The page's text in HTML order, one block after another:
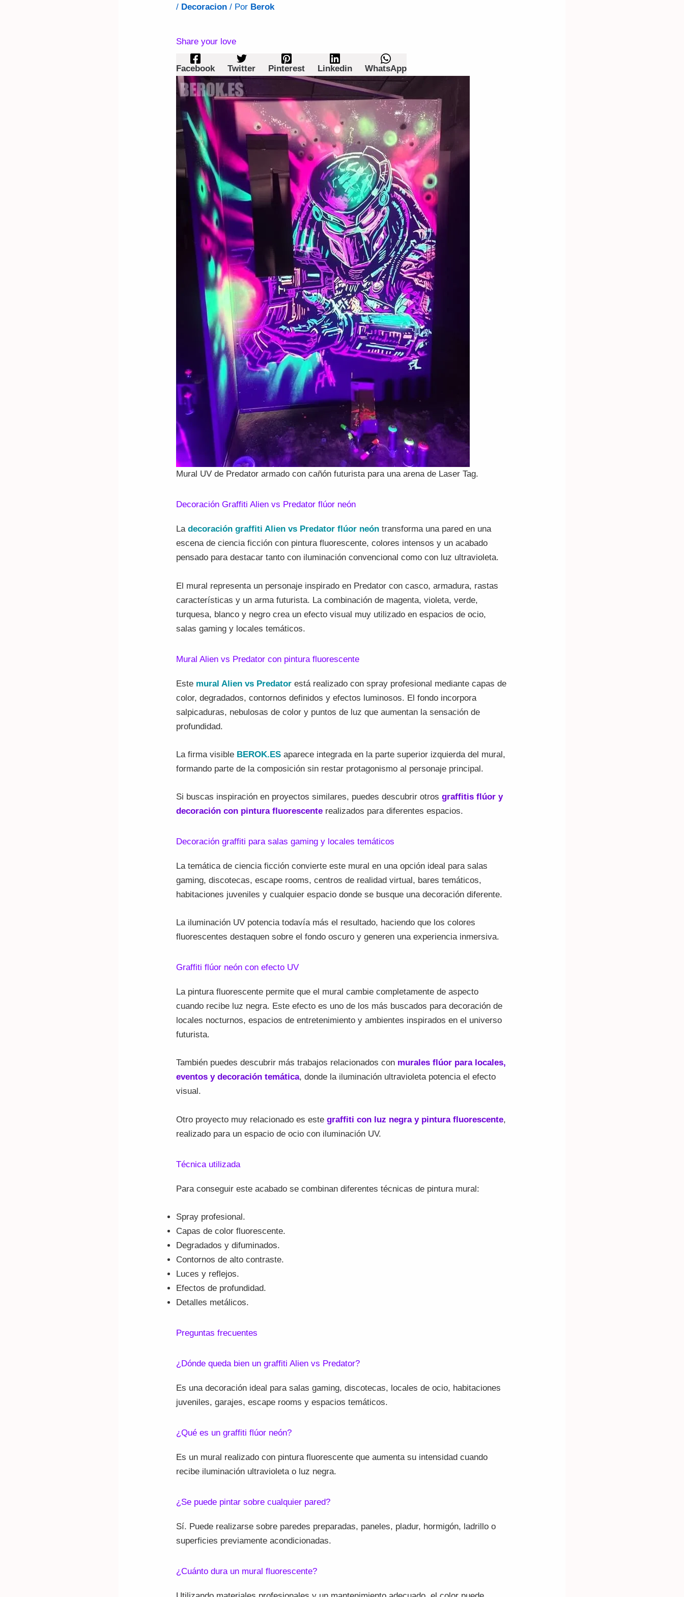
/ Decoracion / Por Berok
Share your love
Facebook Twitter Pinterest Linkedin WhatsApp
Mural UV de Predator armado con cañón futurista para una arena de Laser Tag.
Decoración Graffiti Alien vs Predator flúor neón
Ladecoración graffiti Alien vs Predator flúor neón transforma una pared en una
escena de ciencia ficción con pintura fluorescente, colores intensos y un acabado
pensado para destacar tanto con iluminación convencional como con luz ultravioleta.
El mural representa un personaje inspirado en Predator con casco, armadura, rastas
características y un arma futurista. La combinación de magenta, violeta, verde,
turquesa, blanco y negro crea un efecto visual muy utilizado en espacios de ocio,
salas gaming y locales temáticos.
Mural Alien vs Predator con pintura fluorescente
Este mural Alien vs Predator está realizado con spray profesional mediante capas de
color, degradados, contornos definidos y efectos luminosos. El fondo incorpora
salpicaduras, nebulosas de color y puntos de luz que aumentan la sensación de
profundidad.
La firma visible BEROK.ES aparece integrada en la parte superior izquierda del mural,
formando parte de la composición sin restar protagonismo al personaje principal.
Si buscas inspiración en proyectos similares, puedes descubrir otrosgraffitis flúor y
decoración con pintura fluorescente realizados para diferentes espacios.
Decoración graffiti para salas gaming y locales temáticos
La temática de ciencia ficción convierte este mural en una opción ideal para salas
gaming, discotecas, escape rooms, centros de realidad virtual, bares temáticos,
habitaciones juveniles y cualquier espacio donde se busque una decoración diferente.
La iluminación UV potencia todavía más el resultado, haciendo que los colores
fluorescentes destaquen sobre el fondo oscuro y generen una experiencia inmersiva.
Graffiti flúor neón con efecto UV
La pintura fluorescente permite que el mural cambie completamente de aspecto
cuando recibe luz negra. Este efecto es uno de los más buscados para decoración de
locales nocturnos, espacios de entretenimiento y ambientes inspirados en el universo
futurista.
También puedes descubrir más trabajos relacionados con murales flúor para locales,
eventos y decoración temática, donde la iluminación ultravioleta potencia el efecto
visual.
Otro proyecto muy relacionado es estegraffiti con luz negra y pintura fluorescente,
realizado para un espacio de ocio con iluminación UV.
Técnica utilizada
Para conseguir este acabado se combinan diferentes técnicas de pintura mural:
Spray profesional.
Capas de color fluorescente.
Degradados y difuminados.
Contornos de alto contraste.
Luces y reflejos.
Efectos de profundidad.
Detalles metálicos.
Preguntas frecuentes
¿Dónde queda bien un graffiti Alien vs Predator?
Es una decoración ideal para salas gaming, discotecas, locales de ocio, habitaciones
juveniles, garajes, escape rooms y espacios temáticos.
¿Qué es un graffiti flúor neón?
Es un mural realizado con pintura fluorescente que aumenta su intensidad cuando
recibe iluminación ultravioleta o luz negra.
¿Se puede pintar sobre cualquier pared?
Sí. Puede realizarse sobre paredes preparadas, paneles, pladur, hormigón, ladrillo o
superficies previamente acondicionadas.
¿Cuánto dura un mural fluorescente?